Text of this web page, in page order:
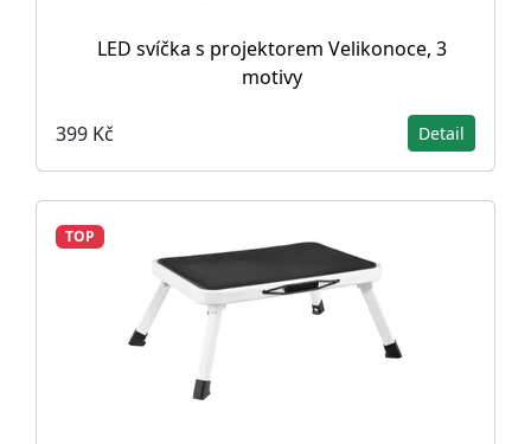
LED svíčka s projektorem Velikonoce, 3
motivy
399 Kč Detail
TOP